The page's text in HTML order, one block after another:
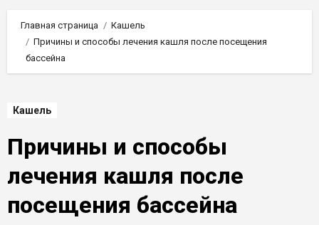
Главная страница
Кашель
Причины и способы лечения кашля после посещения
бассейна
Кашель
Причины и способы
лечения кашля после
посещения бассейна